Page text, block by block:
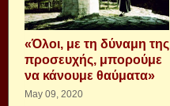
«Όλοι, με τη δύναμη της
προσευχής, μπορούμε
να κάνουμε θαύματα»
May 09, 2020